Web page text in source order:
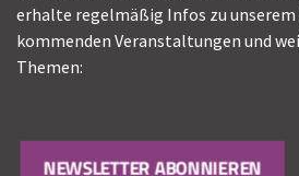
erhalte regelmäßig Infos zu unserem
kommenden Veranstaltungen und
Themen:
NEWSLETTER ABONNIEREN